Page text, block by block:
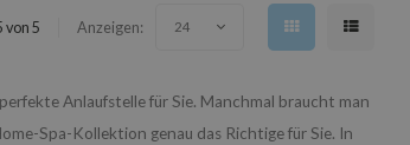
von 5 Anzeigen: 24
Anlaufstelle für Sie. Manchmal braucht man
Spa-Kollektion genau das Richtige für Sie. In